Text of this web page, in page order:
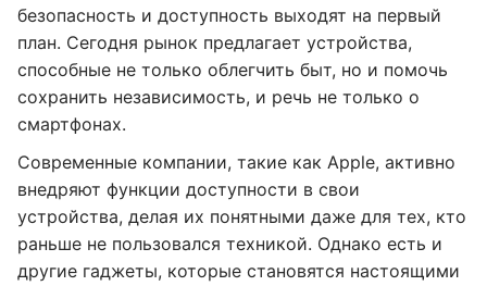
безопасность и доступность выходят на первый
план. Сегодня рынок предлагает устройства,
способные не только облегчить быт, но и помочь
сохранить независимость, и речь не только о
смартфонах.
Современные компании, такие как Apple, активно
внедряют функции доступности в свои
устройства, делая их понятными даже для тех, кто
раньше не пользовался техникой. Однако есть и
другие гаджеты, которые становятся настоящими